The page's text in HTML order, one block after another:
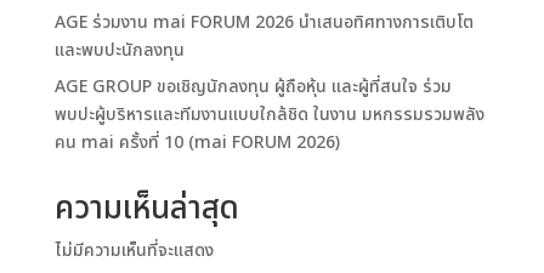
AGE ร่วมงาน mai FORUM 2026 นำเสนอทิศทางการเติบโต
และพบปะนักลงทุน
AGE GROUP ขอเชิญนักลงทุน ผู้ถือหุ้น และผู้ที่สนใจ ร่วม
พบปะผู้บริหารและทีมงานแบบใกล้ชิด ในงาน มหกรรมรวมพลัง
คน mai ครั้งที่ 10 (mai FORUM 2026)
ความเห็นล่าสุด
ไม่มีความเห็นที่จะแสดง